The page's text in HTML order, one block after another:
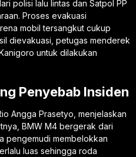
polisi lalu lintas dan Satpol PP
Proses evakuasi
mobil tersangkut cukup
dievakuasi, petugas menderek
untuk dilakukan
Penyebab Insiden
Angga Prasetyo, menjelaskan
BMW M4 bergerak dari
pengemudi membelokkan
luas sehingga roda